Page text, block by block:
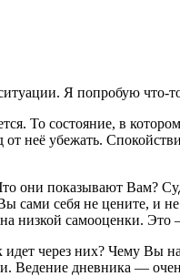
Я попробую что-
То состояние, в
убежать.
они показывают Вам?
себя не цените, и
низкой самооценки. Это
через них? Чему
Ведение дневника —